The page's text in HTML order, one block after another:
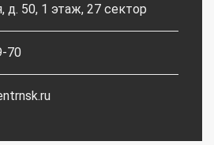
д. 50, 1 этаж, 27 сектор
70